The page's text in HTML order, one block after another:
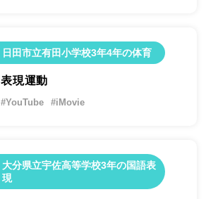
日田市立有田小学校3年4年の体育
表現運動
#YouTube #iMovie
大分県立宇佐高等学校3年の国語表
現